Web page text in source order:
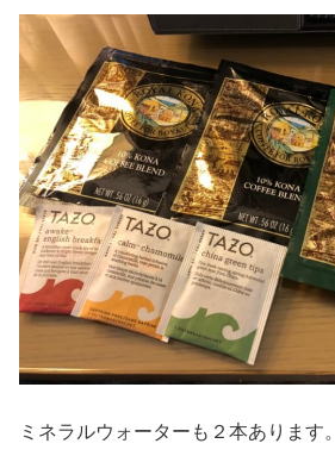
ミネラルウォーターも２本あります。